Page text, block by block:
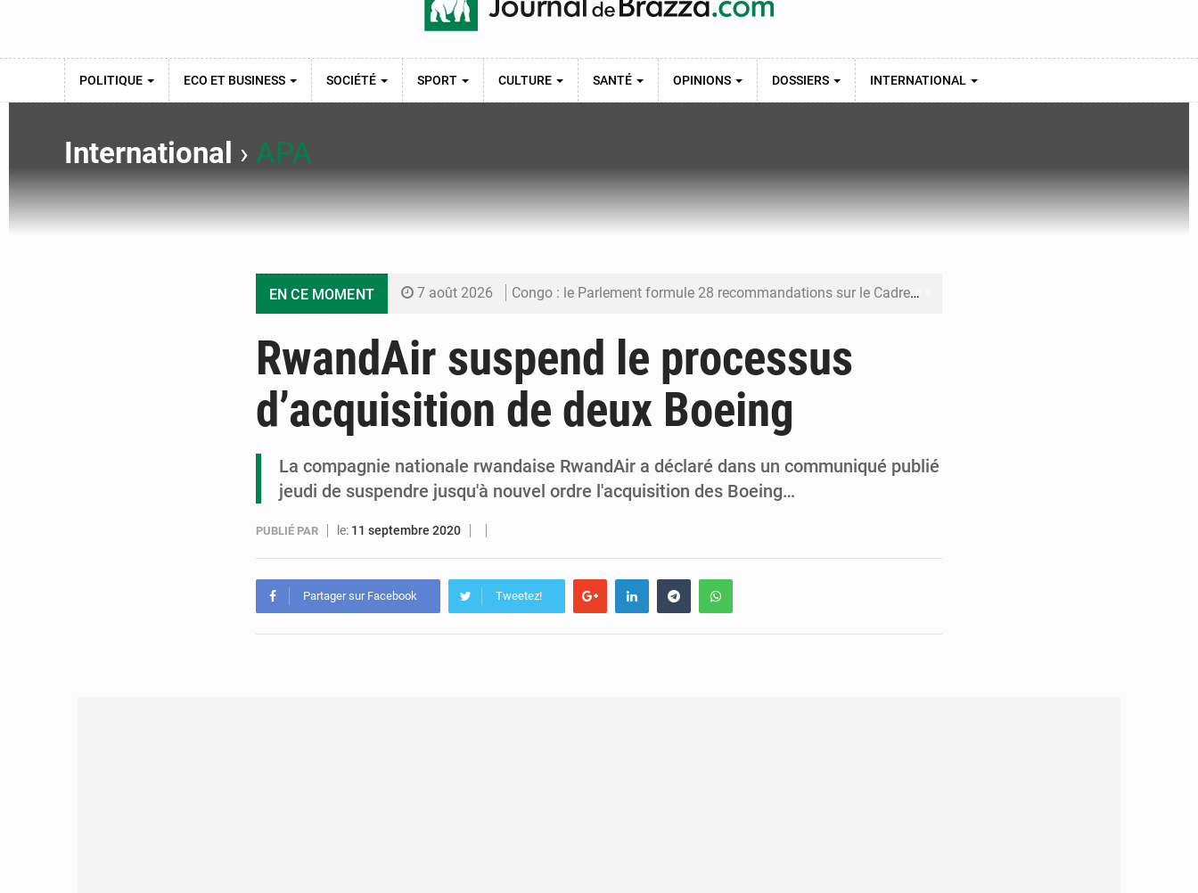
POLITIQUE ECO ET BUSINESS SOCIÉTÉ SPORT CULTURE SANTÉ OPINIONS DOSSIERS INTERNATIONAL
International › APA
EN CE MOMENT 7 août 2026 Congo : le Parlement formule 28 recommandations sur le Cadre budgétaire 2027-2029
7 août 2026 Congo : la Grande foire agricole pour renforcer la souveraineté alimentaire
7 août 2026 Congo-RDC : Brazzaville et Kinshasa renforcent leur coopération en faveur de la jeunesse
RwandAir suspend le processus
d’acquisition de deux Boeing
La compagnie nationale rwandaise RwandAir a déclaré dans un communiqué publié
jeudi de suspendre jusqu'à nouvel ordre l'acquisition des Boeing…
PUBLIÉ PAR le: 11 septembre 2020
Partager sur Facebook Tweetez!